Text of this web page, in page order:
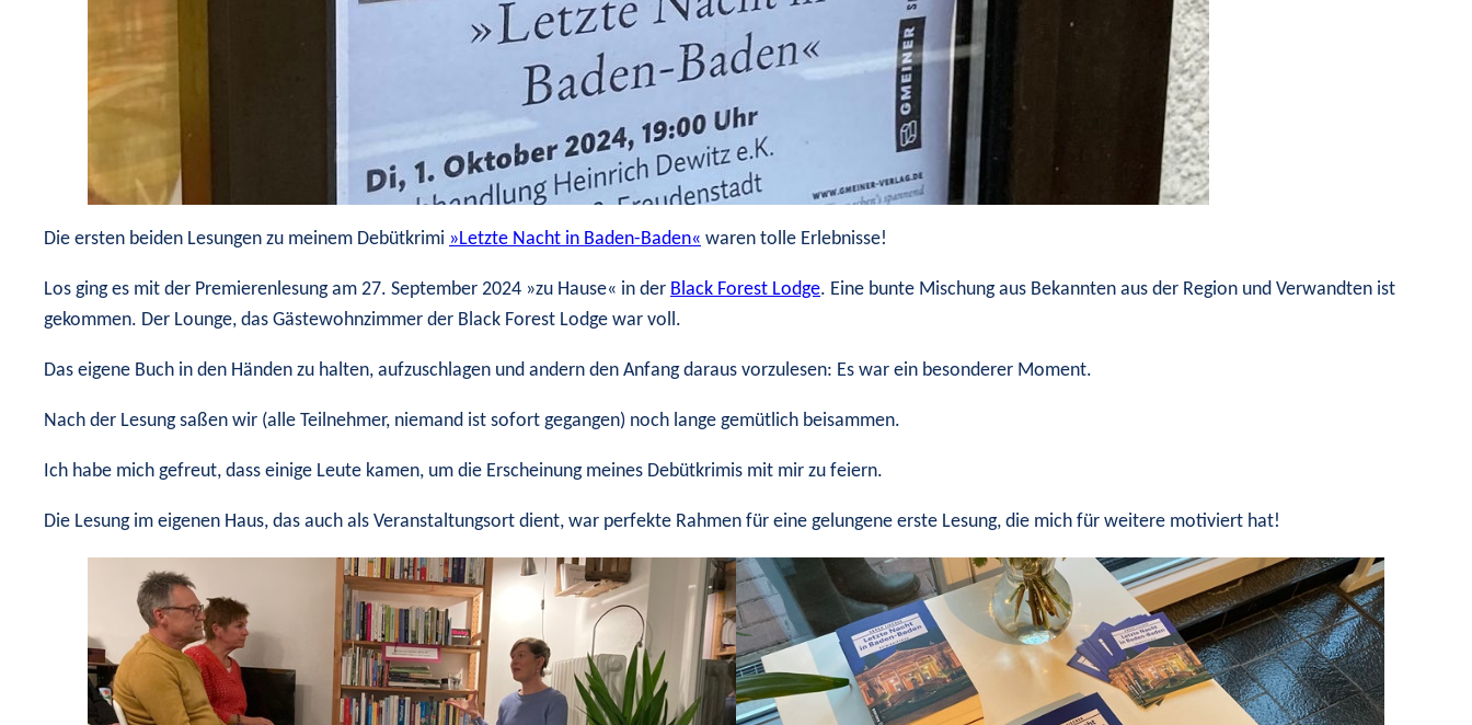
Die ersten beiden Lesungen zu meinem Debütkrimi »Letzte Nacht in Baden-Baden« waren tolle Erlebnisse!
Los ging es mit der Premierenlesung am 27. September 2024 »zu Hause« in der Black Forest Lodge. Eine bunte Mischung aus Bekannten aus der Region und Verwandten ist
gekommen. Der Lounge, das Gästewohnzimmer der Black Forest Lodge war voll.
Das eigene Buch in den Händen zu halten, aufzuschlagen und andern den Anfang daraus vorzulesen: Es war ein besonderer Moment.
Nach der Lesung saßen wir (alle Teilnehmer, niemand ist sofort gegangen) noch lange gemütlich beisammen.
Ich habe mich gefreut, dass einige Leute kamen, um die Erscheinung meines Debütkrimis mit mir zu feiern.
Die Lesung im eigenen Haus, das auch als Veranstaltungsort dient, war perfekte Rahmen für eine gelungene erste Lesung, die mich für weitere motiviert hat!